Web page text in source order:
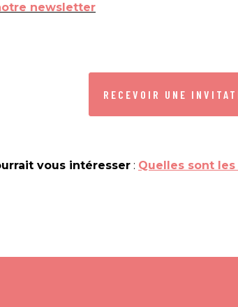
newsletter
RECEVOIR UNE
vous intéresser : Quelles sont